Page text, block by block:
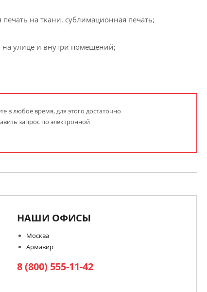
на ткани, сублимационная печать;
на улице и внутри помещений;
в любое время, для этого достаточно
запрос по электронной
НАШИ ОФИСЫ
Москва
Армавир
8 (800) 555-11-42